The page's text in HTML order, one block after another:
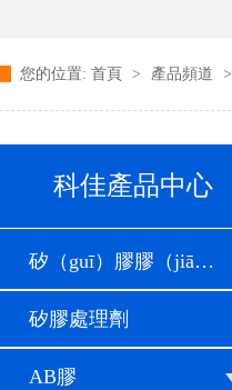
您的位置: 首頁 > 產品頻道 >
科佳產品中心
矽（guī）膠膠（jiāo）水
矽膠處理劑
AB膠